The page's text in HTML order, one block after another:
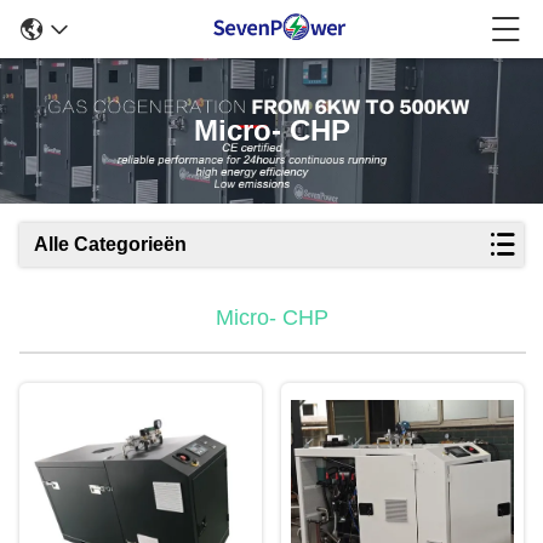
Micro- CHP
Alle Categorieën
Micro- CHP